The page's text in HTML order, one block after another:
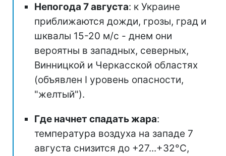
Непогода 7 августа: к Украине
приближаются дожди, грозы, град и
шквалы 15-20 м/с - днем они
вероятны в западных, северных,
Винницкой и Черкасской областях
(объявлен I уровень опасности,
"желтый").
Где начнет спадать жара:
температура воздуха на западе 7
августа снизится до +27...+32°С,